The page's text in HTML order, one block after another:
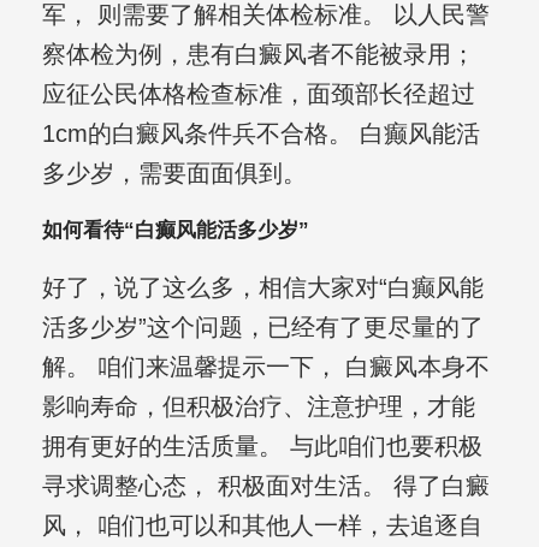
军， 则需要了解相关体检标准。 以人民警
察体检为例，患有白癜风者不能被录用；
应征公民体格检查标准，面颈部长径超过
1cm的白癜风条件兵不合格。 白癫风能活
多少岁，需要面面俱到。
如何看待“白癫风能活多少岁”
好了，说了这么多，相信大家对“白癫风能
活多少岁”这个问题，已经有了更尽量的了
解。 咱们来温馨提示一下， 白癜风本身不
影响寿命，但积极治疗、注意护理，才能
拥有更好的生活质量。 与此咱们也要积极
寻求调整心态， 积极面对生活。 得了白癜
风， 咱们也可以和其他人一样，去追逐自